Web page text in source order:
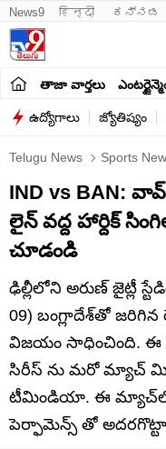
News9 हिन्दी ಕನ್ನಡ
తాజా వార్తలు
ఉద్యోగాలు జ్యోతిష్యం
Telugu News Sports
IND vs BAN:
లైన్ వద్ద హార్దిక్‌
చూడండి
ఢిల్లీలోని అరుణ్ జైట్లీ
09) బంగ్లాదేశ్‌తో
విజయం సాధించింది.
సిరీస్ ను మరో మ్యాచ్
టీమిండియా. ఈ మ్యాచ్‌లో
పెర్ఫామెన్స్ తో